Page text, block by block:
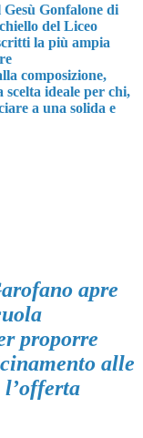
Gesù Gonfalone di
del Liceo
la più ampia
composizione,
scelta ideale per chi,
a una solida e
apre
proporre
alle
l’offerta